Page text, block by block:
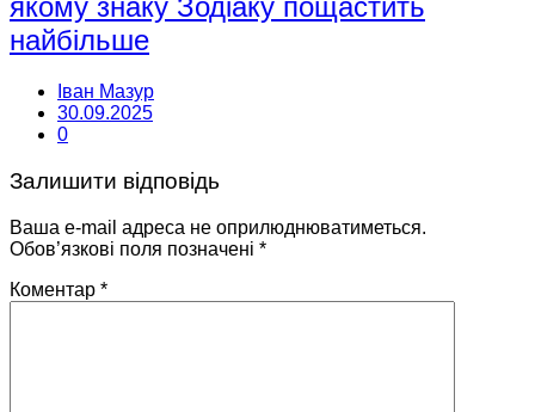
якому знаку Зодіаку пощастить
найбільше
Іван Мазур
30.09.2025
0
Залишити відповідь
Ваша e-mail адреса не оприлюднюватиметься.
Обов’язкові поля позначені *
Коментар *